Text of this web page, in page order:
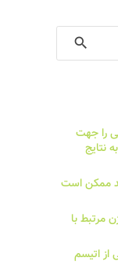
را جهت
نتایج
ممکن است
مطالعه توالی ژنوم در اتیسم، 134 ژن مرتبط با
از اتیسم